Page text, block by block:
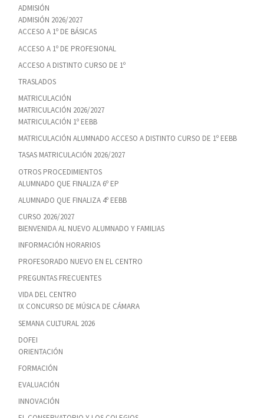
ADMISIÓN
ADMISIÓN 2026/2027
ACCESO A 1º DE BÁSICAS
ACCESO A 1º DE PROFESIONAL
ACCESO A DISTINTO CURSO DE 1º
TRASLADOS
MATRICULACIÓN
MATRICULACIÓN 2026/2027
MATRICULACIÓN 1º EEBB
MATRICULACIÓN ALUMNADO ACCESO A DISTINTO CURSO DE 1º EEBB
TASAS MATRICULACIÓN 2026/2027
OTROS PROCEDIMIENTOS
ALUMNADO QUE FINALIZA 6º EP
ALUMNADO QUE FINALIZA 4º EEBB
CURSO 2026/2027
BIENVENIDA AL NUEVO ALUMNADO Y FAMILIAS
INFORMACIÓN HORARIOS
PROFESORADO NUEVO EN EL CENTRO
PREGUNTAS FRECUENTES
VIDA DEL CENTRO
IX CONCURSO DE MÚSICA DE CÁMARA
SEMANA CULTURAL 2026
DOFEI
ORIENTACIÓN
FORMACIÓN
EVALUACIÓN
INNOVACIÓN